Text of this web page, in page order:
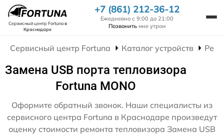
Сервисный центр Fortunaв
Краснодаре
+7 (861) 212-36-12
Ежедневно с 9:00 до 21:00
Позвонить мне утром
Сервисный центр Fortuna Каталог устройств
Замена USB порта тепловизора
Fortuna MONO
Оформите обратный звонок. Наши специалисты из
сервисного центра Fortuna в Краснодаре произведут
оценку стоимости ремонта тепловизора Замена USB